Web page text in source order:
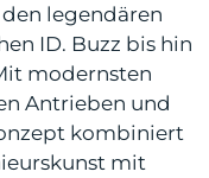
legendären
ID. Buzz bis hin
modernsten
Antrieben und
kombiniert
mit